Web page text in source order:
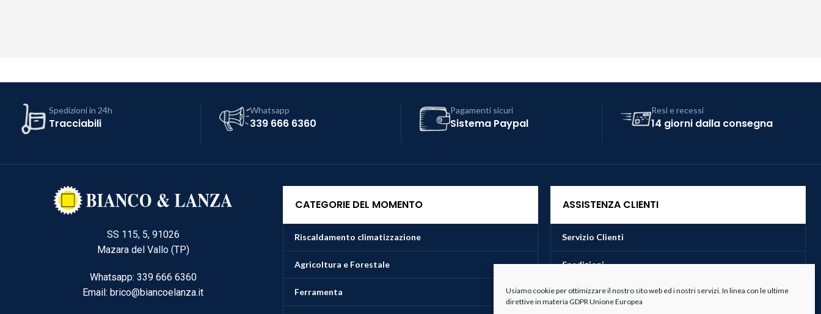
Usiamo cookie per ottimizzare il nostro sito web ed i nostri servizi. In linea con le ultime
direttive in materia GDPR Unione Europea
Spedizioni in 24h
Tracciabili
Whatsapp
339 666 6360
Pagamenti sicuri
Sistema Paypal
Resi e recessi
14 giorni dalla consegna
SS 115, 5, 91026
Mazara del Vallo (TP)
Whatsapp: 339 666 6360
Email: brico@biancoelanza.it
CATEGORIE DEL MOMENTO
Riscaldamento climatizzazione
Agricoltura e Forestale
Ferramenta
ASSISTENZA CLIENTI
Servizio Clienti
Spedizioni
Resi e Recessi